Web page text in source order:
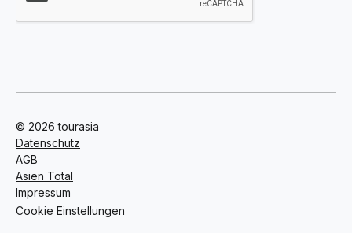
© 2026 tourasia
Datenschutz
AGB
Asien Total
Impressum
Cookie Einstellungen